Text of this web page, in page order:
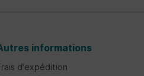
informations
d'expédition